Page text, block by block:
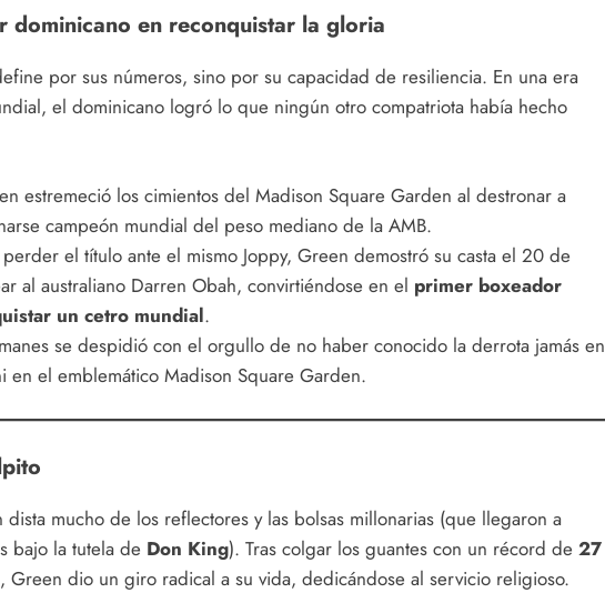
dominicano en reconquistar la gloria
por sus números, sino por su capacidad de resiliencia. En una era
el dominicano logró lo que ningún otro compatriota había hecho
estremeció los cimientos del Madison Square Garden al destronar a
campeón mundial del peso mediano de la AMB.
el título ante el mismo Joppy, Green demostró su casta el 20 de
al australiano Darren Obah, convirtiéndose en el primer boxeador
un cetro mundial.
se despidió con el orgullo de no haber conocido la derrota jamás en
en el emblemático Madison Square Garden.
mucho de los reflectores y las bolsas millonarias (que llegaron a
bajo la tutela de Don King). Tras colgar los guantes con un récord de 27
, Green dio un giro radical a su vida, dedicándose al servicio religioso.